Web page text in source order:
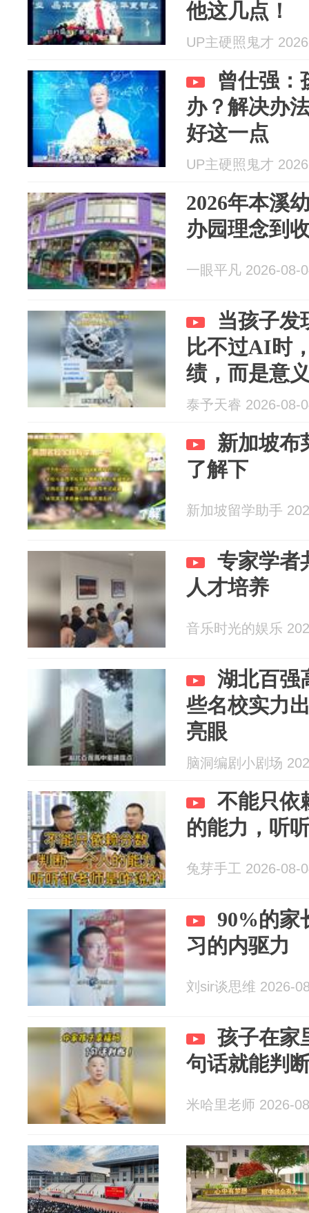
他这几点！
UP主硬照鬼才
曾仕强：
办？解决办
好这一点
UP主硬照鬼才
2026年本溪
办园理念到
一眼平凡 2026-08-
当孩子发
比不过AI时
绩，而是意
泰予天睿 2026-08-
新加坡布
了解下
新加坡留学助手
专家学者
人才培养
音乐时光的娱乐
湖北百强
些名校实力
亮眼
脑洞编剧小剧场
不能只依
的能力，听
兔芽手工 2026-08-
90%的家
习的内驱力
刘sir谈思维 2026-
孩子在家
句话就能判
米哈里老师 2026-